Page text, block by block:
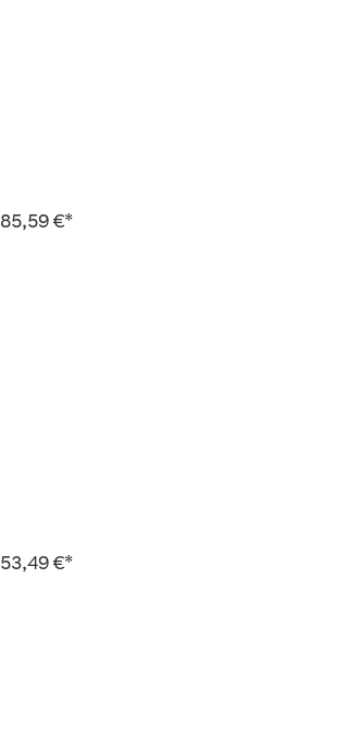
85,59 €*
53,49 €*